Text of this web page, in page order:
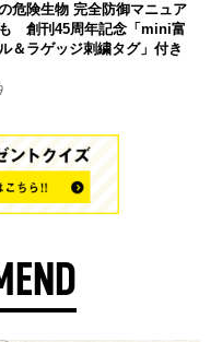
危険生物 完全防御マニュア
創刊45周年記念「mini富
＆ラゲッジ刺繍タグ」付き